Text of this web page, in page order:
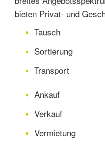
bieten Privat- und
Tausch
Sortierung
Transport
Ankauf
Verkauf
Vermietung